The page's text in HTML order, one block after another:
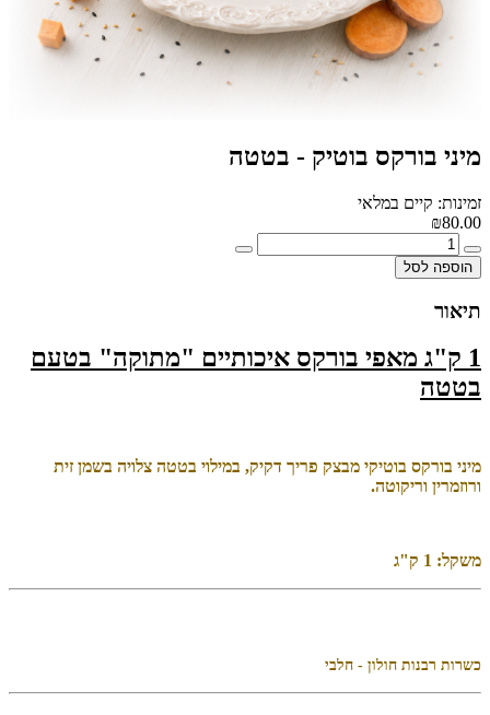
מיני בורקס בוטיק - בטטה
זמינות: קיים במלאי
₪80.00
הוספה לסל
תיאור
1 ק"ג מאפי בורקס איכותיים "מתוקה" בטעם
בטטה
מיני בורקס בוטיקי מבצק פריך דקיק, במילוי בטטה צלויה בשמן זית
ורוזמרין וריקוטה.
משקל: 1 ק"ג
כשרות רבנות חולון - חלבי